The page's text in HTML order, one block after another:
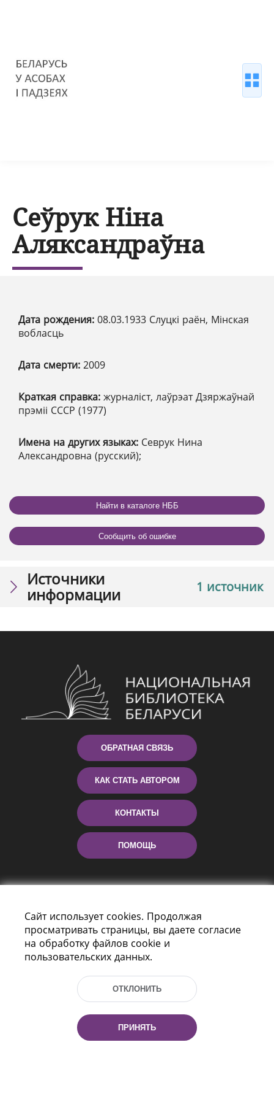
Сеўрук Ніна
Аляксандраўна
Дата рождения: 08.03.1933 Слуцкі раён, Мінская
вобласць
Дата смерти: 2009
Краткая справка: журналіст, лаўрэат Дзяржаўнай
прэміі СССР (1977)
Имена на других языках: Севрук Нина
Александровна (русский);
Найти в каталоге НББ
Сообщить об ошибке
1 источник
Источники
информации
ОБРАТНАЯ СВЯЗЬ
КАК СТАТЬ АВТОРОМ
КОНТАКТЫ
ПОМОЩЬ
Пр-т Независимости 116
г. Минск, Республика Беларусь, 220114
Тел.: (+375 17) 368 37 37, Факс: (+375 17)
Эл. почта: inbox@nlb.by
Сайт использует cookies. Продолжая
просматривать страницы, вы даете согласие
на обработку файлов cookie и
пользовательских данных.
ОТКЛОНИТЬ
ПРИНЯТЬ